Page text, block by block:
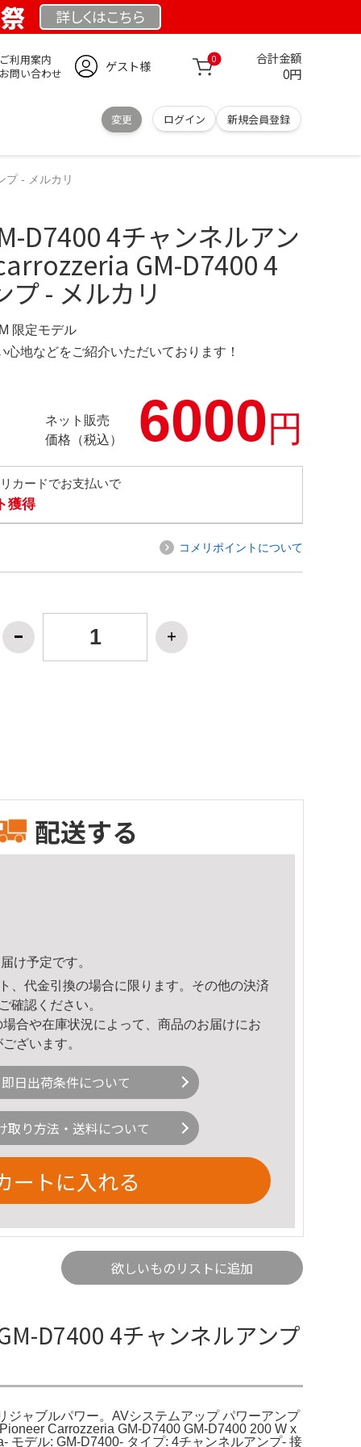
詳しくはこちら
利用案内
問い合わせ
ゲスト様 0 合計金額
0円
変更 ログイン 新規会員登録
- メルカリ
D7400 4チャンネルアン
GM-D7400 4
- メルカリ
限定モデル
地などをご紹介いただいております！
ネット販売
価格（税込）
6000円
カードでお支払いで
獲得
コメリポイントについて
配送する
け予定です。
、代金引換の場合に限ります。その他の決済
確認ください。
合や在庫状況によって、商品のお届けにお
ざいます。
即日出荷条件について
取り方法・送料について
ートに入れる
欲しいものリストに追加
D7400 4チャンネルアンプ
ジャブルパワー。AVシステムアップ パワーアンプ
Carrozzeria GM-D7400 GM-D7400 200 W x
デル: GM-D7400- タイプ: 4チャンネルアンプ- 接